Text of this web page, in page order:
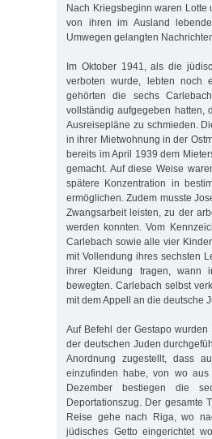
Nach Kriegsbeginn waren
von ihren im Ausland
Umwegen gelangten
Im Oktober 1941, als die
verboten wurde, lebten noch
gehörten die sechs
vollständig aufgegeben hatten,
Ausreisepläne zu schmieden.
in ihrer Mietwohnung in der
bereits im April 1939 dem
gemacht. Auf diese Weise
spätere Konzentration in
ermöglichen. Zudem musste
Zwangsarbeit leisten, zu der
werden konnten. Vom
Carlebach sowie alle vier
mit Vollendung ihres sechsten
ihrer Kleidung tragen, wann
bewegten. Carlebach selbst
mit dem Appell an die deutsche
Auf Befehl der Gestapo
der deutschen Juden
Anordnung zugestellt, dass
einzufinden habe, von wo
Dezember bestiegen die
Deportationszug. Der gesamte
Reise gehe nach Riga, wo
jüdisches Getto eingerichtet